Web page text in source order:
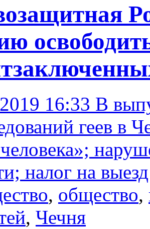
16:33 В
геев в
налог на
, общество,
, Чечня